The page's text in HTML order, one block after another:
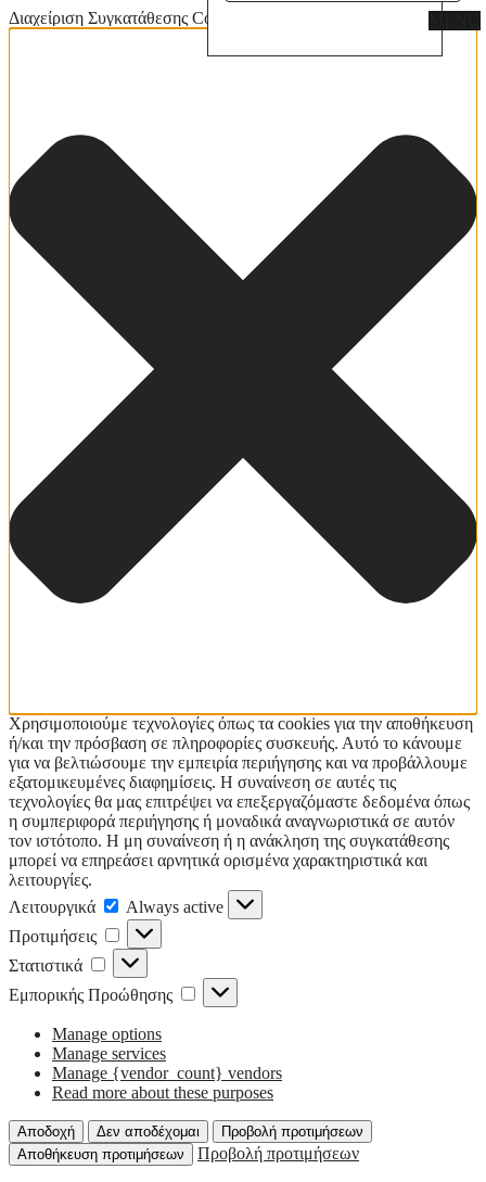
Διαχείριση Συγκατάθεσης Cookies
Χρησιμοποιούμε τεχνολογίες όπως τα cookies για την αποθήκευση
ή/και την πρόσβαση σε πληροφορίες συσκευής. Αυτό το κάνουμε
για να βελτιώσουμε την εμπειρία περιήγησης και να προβάλλουμε
εξατομικευμένες διαφημίσεις. Η συναίνεση σε αυτές τις
τεχνολογίες θα μας επιτρέψει να επεξεργαζόμαστε δεδομένα όπως
η συμπεριφορά περιήγησης ή μοναδικά αναγνωριστικά σε αυτόν
τον ιστότοπο. Η μη συναίνεση ή η ανάκληση της συγκατάθεσης
μπορεί να επηρεάσει αρνητικά ορισμένα χαρακτηριστικά και
λειτουργίες.
Λειτουργικά
Λειτουργικά
Always active
Προτιμήσεις
Προτιμήσεις
Στατιστικά Στατιστικά
Εμπορικής Προώθησης
Εμπορικής
Προώθησης
Manage options
Manage services
Manage {vendor_count} vendors
Read more about these purposes
Αποδοχή Δεν αποδέχομαι
Προβολή προτιμήσεων
Αποθήκευση προτιμήσεων
Προβολή προτιμήσεων